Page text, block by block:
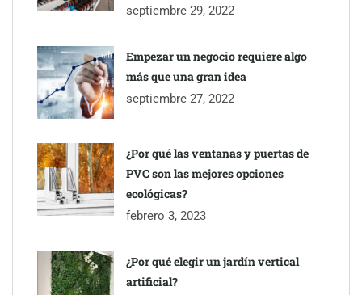
septiembre 29, 2022
Empezar un negocio requiere algo
más que una gran idea
septiembre 27, 2022
¿Por qué las ventanas y puertas de
PVC son las mejores opciones
ecológicas?
febrero 3, 2023
¿Por qué elegir un jardín vertical
artificial?